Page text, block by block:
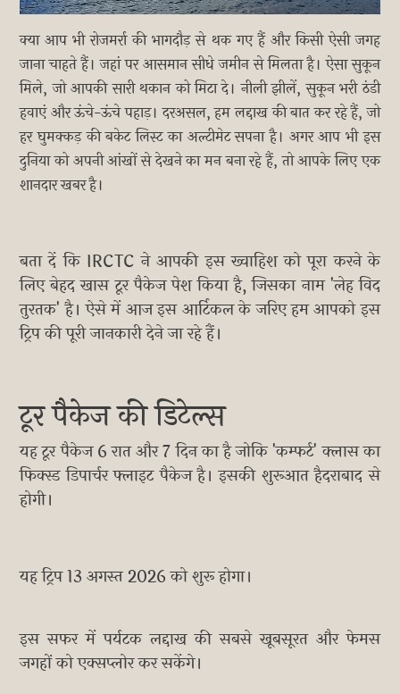
क्या आप भी रोजमर्रा की भागदौड़ से थक गए हैं और किसी ऐसी जगह
जाना चाहते हैं। जहां पर आसमान सीधे जमीन से मिलता है। ऐसा सुकून
मिले, जो आपकी सारी थकान को मिटा दे। नीली झीलें, सुकून भरी ठंडी
हवाएं और ऊंचे-ऊंचे पहाड़। दरअसल, हम लद्दाख की बात कर रहे हैं, जो
हर घुमक्कड़ की बकेट लिस्ट का अल्टीमेट सपना है। अगर आप भी इस
दुनिया को अपनी आंखों से देखने का मन बना रहे हैं, तो आपके लिए एक
शानदार खबर है।
बता दें कि IRCTC ने आपकी इस ख्वाहिश को पूरा करने के
लिए बेहद खास टूर पैकेज पेश किया है, जिसका नाम 'लेह विद
तुरतक' है। ऐसे में आज इस आर्टिकल के जरिए हम आपको इस
ट्रिप की पूरी जानकारी देने जा रहे हैं।
टूर पैकेज की डिटेल्स
यह टूर पैकेज 6 रात और 7 दिन का है जोकि 'कम्फर्ट' क्लास का
फिक्स्ड डिपार्चर फ्लाइट पैकेज है। इसकी शुरूआत हैदराबाद से
होगी।
यह ट्रिप 13 अगस्त 2026 को शुरू होगा।
इस सफर में पर्यटक लद्दाख की सबसे खूबसूरत और फेमस
जगहों को एक्सप्लोर कर सकेंगे।